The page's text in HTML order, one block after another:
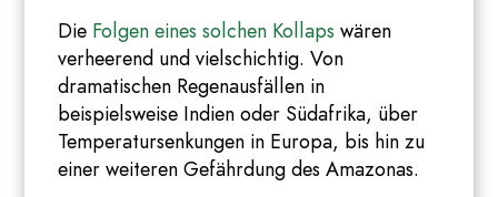
Die Folgen eines solchen Kollaps wären
verheerend und vielschichtig. Von
dramatischen Regenausfällen in
beispielsweise Indien oder Südafrika, über
Temperatursenkungen in Europa, bis hin zu
einer weiteren Gefährdung des Amazonas.